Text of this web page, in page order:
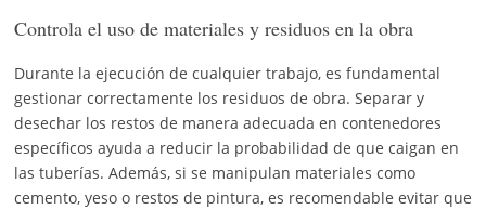
Controla el uso de materiales y residuos en la obra
Durante la ejecución de cualquier trabajo, es fundamental
gestionar correctamente los residuos de obra. Separar y
desechar los restos de manera adecuada en contenedores
específicos ayuda a reducir la probabilidad de que caigan en
las tuberías. Además, si se manipulan materiales como
cemento, yeso o restos de pintura, es recomendable evitar que